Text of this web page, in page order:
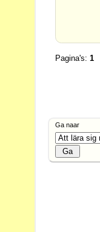
Pagina's:1
Ga naar